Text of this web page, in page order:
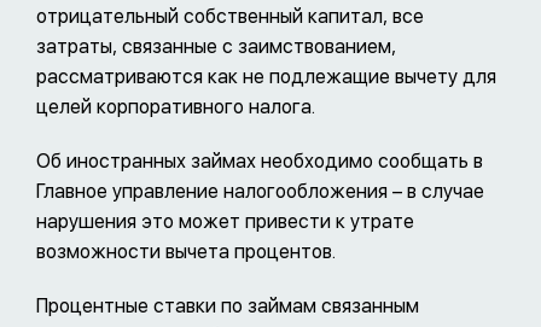
отрицательный собственный капитал, все
затраты, связанные с заимствованием,
рассматриваются как не подлежащие вычету для
целей корпоративного налога.
Об иностранных займах необходимо сообщать в
Главное управление налогообложения – в случае
нарушения это может привести к утрате
возможности вычета процентов.
Процентные ставки по займам связанным